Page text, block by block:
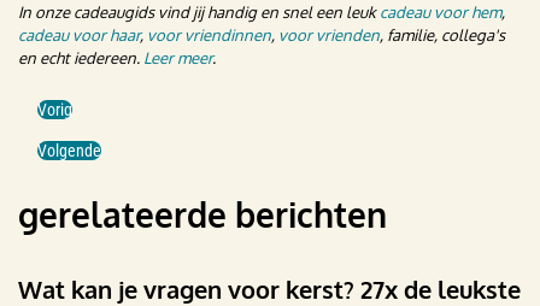
In onze cadeaugids vind jij handig en snel een leukcadeau voor hem,
cadeau voor haar, voor vriendinnen, voor vrienden, familie, collega's
en echt iedereen. Leer meer.
Vorig
Volgende
gerelateerde berichten
Wat kan je vragen voor kerst? 27x de leukste